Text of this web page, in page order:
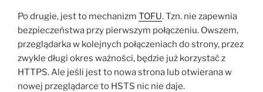
Po drugie, jest to mechanizm TOFU. Tzn. nie zapewnia
bezpieczeństwa przy pierwszym połączeniu. Owszem,
przeglądarka w kolejnych połączeniach do strony, przez
zwykle długi okres ważności, będzie już korzystać z
HTTPS. Ale jeśli jest to nowa strona lub otwierana w
nowej przeglądarce to HSTS nic nie daje.